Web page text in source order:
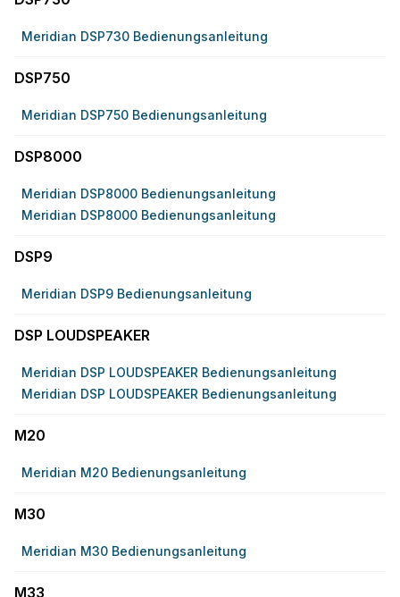
Meridian DSP730 Bedienungsanleitung
DSP750
Meridian DSP750 Bedienungsanleitung
DSP8000
Meridian DSP8000 Bedienungsanleitung
Meridian DSP8000 Bedienungsanleitung
DSP9
Meridian DSP9 Bedienungsanleitung
DSP LOUDSPEAKER
Meridian DSP LOUDSPEAKER Bedienungsanleitung
Meridian DSP LOUDSPEAKER Bedienungsanleitung
M20
Meridian M20 Bedienungsanleitung
M30
Meridian M30 Bedienungsanleitung
M33